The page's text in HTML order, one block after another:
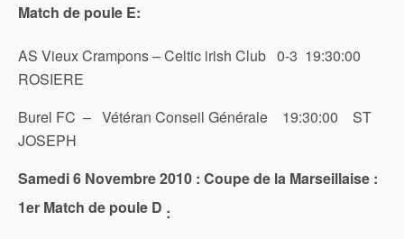
Match de poule E:
AS Vieux Crampons – Celtic irish Club 0-3 19:30:00
ROSIERE
Burel FC – Vétéran Conseil Générale 19:30:00 ST
JOSEPH
Samedi 6 Novembre 2010 : Coupe de la Marseillaise :
1er Match de poule D :